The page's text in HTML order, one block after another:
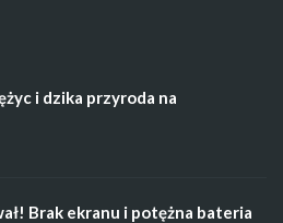
i dzika przyroda na
Brak ekranu i potężna bateria